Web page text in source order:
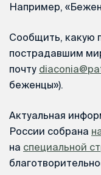
Например,
Сообщить, какую
пострадавшим
почту
беженцы»).
Актуальная
России собрана
на специальной